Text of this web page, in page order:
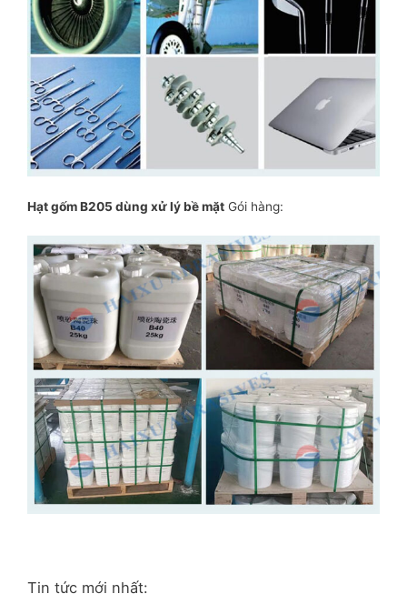
Hạt gốm B205 dùng xử lý bề mặt Gói hàng:
Tin tức mới nhất: